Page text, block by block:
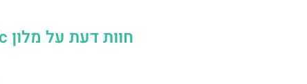
חוות דעת על מלון